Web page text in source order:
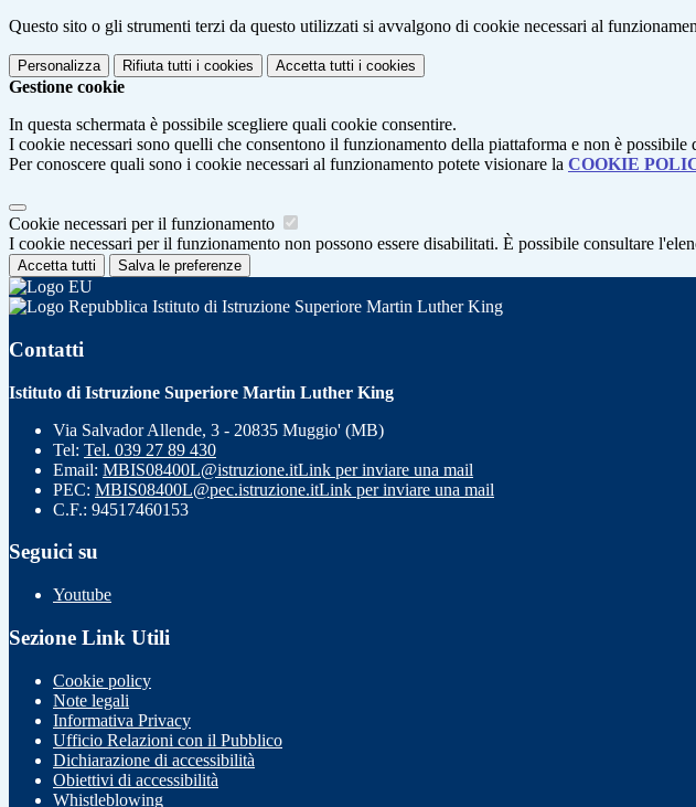
Questo sito o gli strumenti terzi da questo utilizzati si avvalgono di cookie necessari al
Personalizza Rifiuta tutti i cookies Accetta tutti i cookies
Gestione cookie
In questa schermata è possibile scegliere quali cookie consentire.
I cookie necessari sono quelli che consentono il funzionamento della piattaforma e non è possibile
Per conoscere quali sono i cookie necessari al funzionamento potete visionare la COOKIE
Cookie necessari per il funzionamento
I cookie necessari per il funzionamento non possono essere disabilitati. È possibile consultare
Accetta tutti Salva le preferenze
Istituto di Istruzione Superiore Martin Luther King
Contatti
Istituto di Istruzione Superiore Martin Luther King
Via Salvador Allende, 3 - 20835 Muggio' (MB)
Tel: Tel. 039 27 89 430
Email: MBIS08400L@istruzione.itLink per inviare una mail
PEC: MBIS08400L@pec.istruzione.itLink per inviare una mail
C.F.: 94517460153
Seguici su
Youtube
Sezione Link Utili
Cookie policy
Note legali
Informativa Privacy
Ufficio Relazioni con il Pubblico
Dichiarazione di accessibilità
Obiettivi di accessibilità
Whistleblowing